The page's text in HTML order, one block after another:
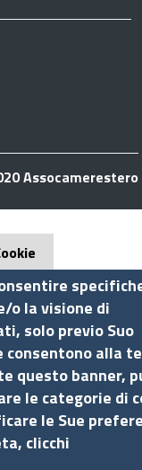
Assocamerestero
o la visione di
solo previo Suo
consentono alla
questo banner,
le categorie di
le Sue
clicchi